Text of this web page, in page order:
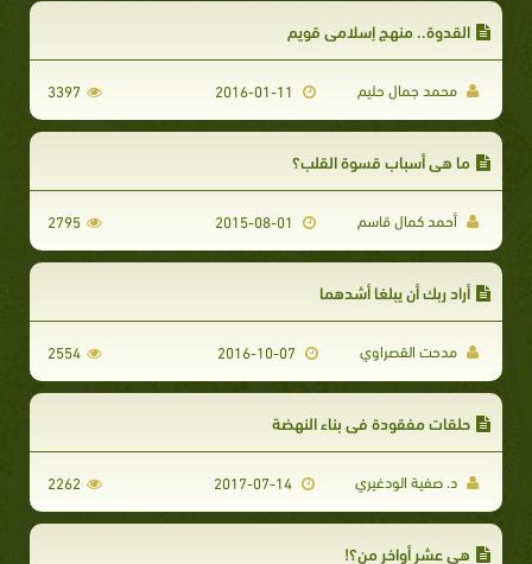
القدوة.. منهج إسلامي قويم
محمد جمال حليم 3397
ما هي أسباب قسوة القلب؟
أحمد كمال قاسم 2795
أراد ربك أن يبلغا أشدهما
مدحت القصراوي 2554
حلقات مفقودة في بناء النهضة
د. صفية الودغيري 2017-07-14
2262
هي عشر أواخر من؟!